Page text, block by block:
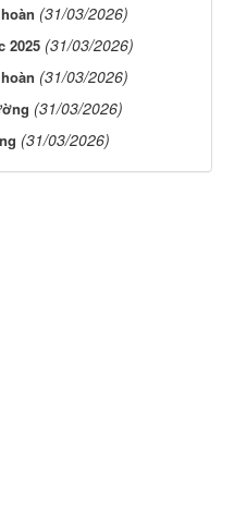
(31/03/2026)
2025 (31/03/2026)
(31/03/2026)
(31/03/2026)
(31/03/2026)